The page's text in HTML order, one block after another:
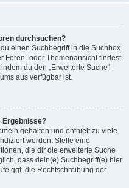
durchsuchen?
einen Suchbegriff in die Suchbox
Foren- oder Themenansicht findest.
du den „Erweiterte Suche“-
aus verfügbar ist.
Ergebnisse?
gehalten und enthielt zu viele
werden. Stelle eine
die dir die erweiterte Suche
dass dein(e) Suchbegriff(e) hier
ggf. die Rechtschreibung der